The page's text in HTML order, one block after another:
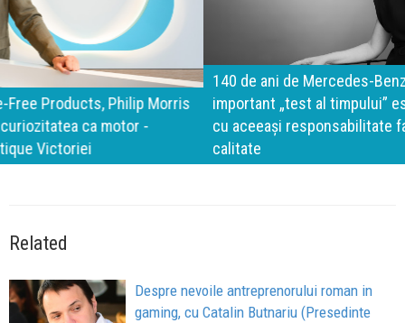
140 de ani de Mercedes-Benz. Ramona Pîrlog: Cel mai
important „test al timpului” este să inovăm constant, dar
cu aceeași responsabilitate față de oameni, siguranță și
calitate
Related
Despre nevoile antreprenorului roman in
gaming, cu Catalin Butnariu (Presedinte